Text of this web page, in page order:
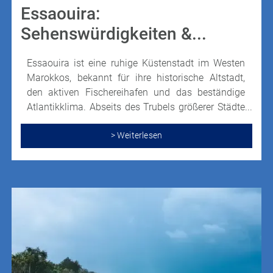
Essaouira:
Sehenswürdigkeiten &...
Essaouira ist eine ruhige Küstenstadt im Westen
Marokkos, bekannt für ihre historische Altstadt,
den aktiven Fischereihafen und das beständige
Atlantikklima. Abseits des Trubels größerer Städte
verbindet sie marokkanisches Alltagsleben mit
Kultur, frischer Küche und weiten Stränden.
> Weiterlesen